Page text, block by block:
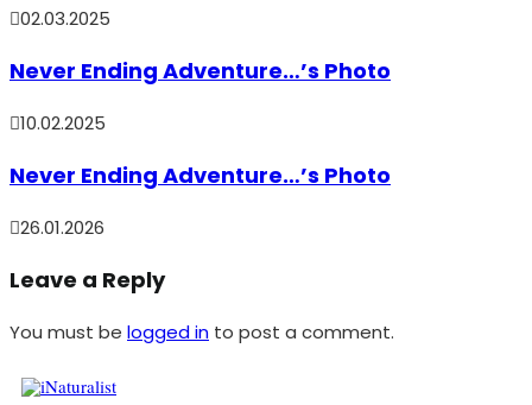
02.03.2025
Never Ending Adventure…’s Photo
10.02.2025
Never Ending Adventure…’s Photo
26.01.2026
Leave a Reply
You must be logged in to post a comment.